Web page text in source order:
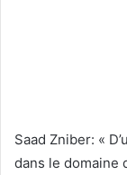
Saad Zniber: «
dans le domaine